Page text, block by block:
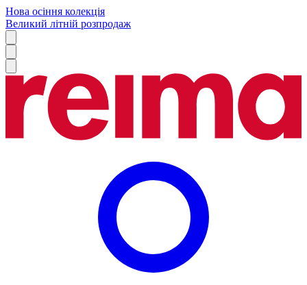
Нова осіння колекція
Великий літній розпродаж